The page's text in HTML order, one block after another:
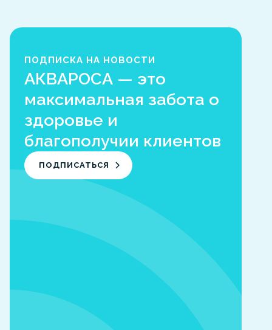
ПОДПИСКА НА НОВОСТИ
АКВАРОСА — это
максимальная забота о
здоровье и
благополучии клиентов
ПОДПИСАТЬСЯ